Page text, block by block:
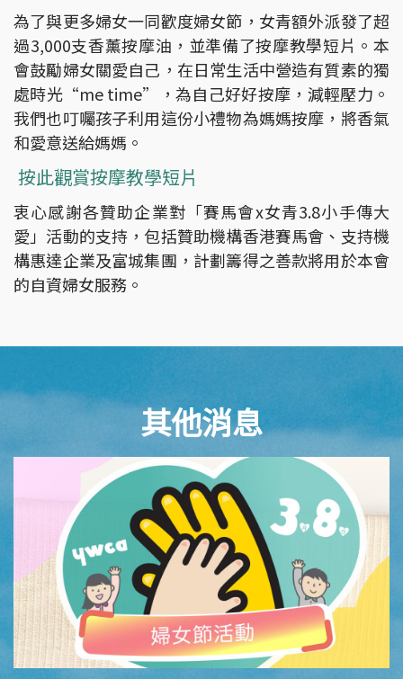
為了與更多婦女一同歡度婦女節，女青額外派發了超
過3,000支香薰按摩油，並準備了按摩教學短片。本
會鼓勵婦女關愛自己，在日常生活中營造有質素的獨
處時光“me time”，為自己好好按摩，減輕壓力。
我們也叮囑孩子利用這份小禮物為媽媽按摩，將香氣
和愛意送給媽媽。
按此觀賞按摩教學短片
衷心感謝各贊助企業對「賽馬會x女青3.8小手傳大
愛」活動的支持，包括贊助機構香港賽馬會、支持機
構惠達企業及富城集團，計劃籌得之善款將用於本會
的自資婦女服務。
其他消息